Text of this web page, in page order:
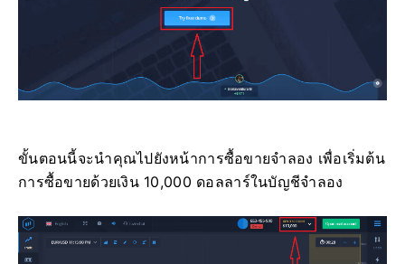
ขั้นตอนนี้จะนำคุณไปยังหน้าการซื้อขายจำลอง เพื่อเริ่มต้น
การซื้อขายด้วยเงิน 10,000 ดอลลาร์ในบัญชีจำลอง